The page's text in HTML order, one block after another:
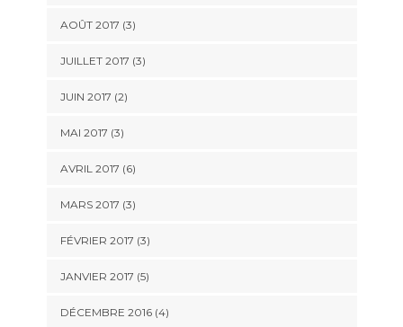
AOÛT 2017 (3)
JUILLET 2017 (3)
JUIN 2017 (2)
MAI 2017 (3)
AVRIL 2017 (6)
MARS 2017 (3)
FÉVRIER 2017 (3)
JANVIER 2017 (5)
DÉCEMBRE 2016(4)